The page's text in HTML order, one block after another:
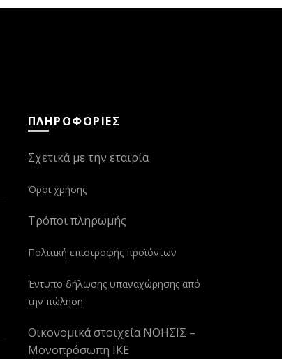
ΠΛΗΡΟΦΟΡΙΕΣ
Σχετικά με την εταιρία
Όροι χρήσης
Τρόποι πληρωμής
Πολιτική επιστροφής προϊόντων
Έντυπο δήλωσης υπαναχώρησης από
την πώληση
Οικονομικά στοιχεία ΝΟΗΣΙΣ –
Μονοπρόσωπη ΙΚΕ